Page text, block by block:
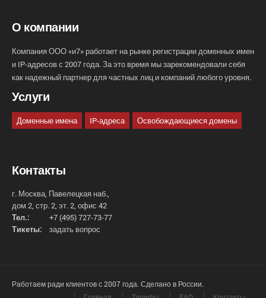
О компании
Компания ООО «и7» работает на рынке регистрации доменных имен
и IP-адресов с 2007 года. За это время мы зарекомендовали себя
как надежный партнер для частных лиц и компаний любого уровня.
Услуги
Доменные имена IP-адреса Освобождающиеся домены
Контакты
г. Москва, Павелецкая наб.,
дом 2, стр. 2, эт. 2, офис 42
Тел.:
+7 (495) 727-73-77
Тикеты:
задать вопрос
Работаем ради клиентов с 2007 года. Сделано в России.